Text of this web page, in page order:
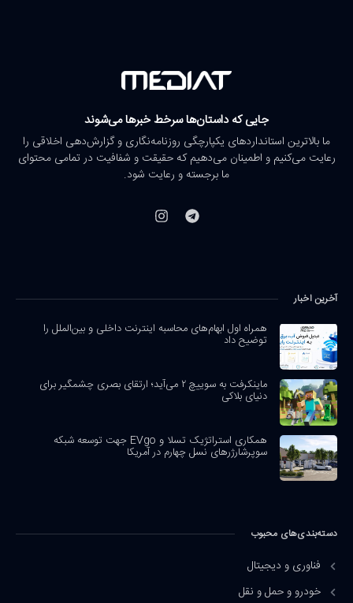
جایی که داستان‌ها سرخط خبرها می‌شوند
ما بالاترین استانداردهای یکپارچگی روزنامه‌نگاری و گزارش‌دهی اخلاقی را
رعایت می‌کنیم و اطمینان می‌دهیم که حقیقت و شفافیت در تمامی محتوای
ما برجسته و رعایت شود.
آخرین اخبار
همراه اول ابهام‌های محاسبه اینترنت داخلی و بین‌الملل را
توضیح داد
ماینکرفت به سوییچ ۲ می‌آید؛ ارتقای بصری چشمگیر برای
دنیای بلاکی
همکاری استراتژیک تسلا و EVgo جهت توسعه شبکه
سوپرشارژرهای نسل چهارم در آمریکا
دسته‌بندی‌های محبوب
فناوری و دیجیتال
خودرو و حمل و نقل